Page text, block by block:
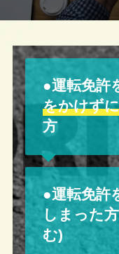
●運転免許
をかけず
方
●運転免許
しまった
む)